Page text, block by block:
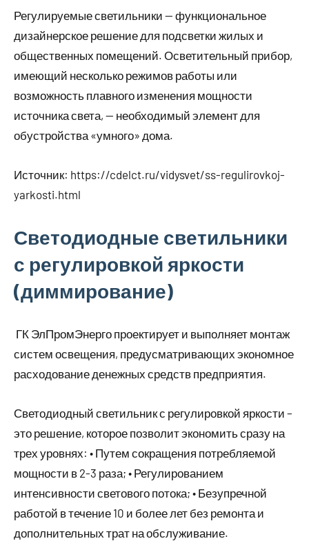
Регулируемые светильники — функциональное
дизайнерское решение для подсветки жилых и
общественных помещений. Осветительный прибор,
имеющий несколько режимов работы или
возможность плавного изменения мощности
источника света, — необходимый элемент для
обустройства «умного» дома.
Источник: https://cdelct.ru/vidysvet/ss-regulirovkoj-
yarkosti.html
Светодиодные светильники
с регулировкой яркости
(диммирование)
ГК ЭлПромЭнерго проектирует и выполняет монтаж
систем освещения, предусматривающих экономное
расходование денежных средств предприятия.
Светодиодный светильник с регулировкой яркости –
это решение, которое позволит экономить сразу на
трех уровнях: • Путем сокращения потребляемой
мощности в 2-3 раза; • Регулированием
интенсивности светового потока; • Безупречной
работой в течение 10 и более лет без ремонта и
дополнительных трат на обслуживание.